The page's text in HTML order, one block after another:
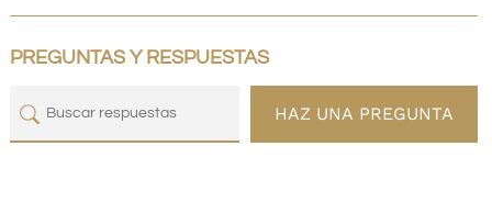
PREGUNTAS Y RESPUESTAS
HAZ UNA PREGUNTA